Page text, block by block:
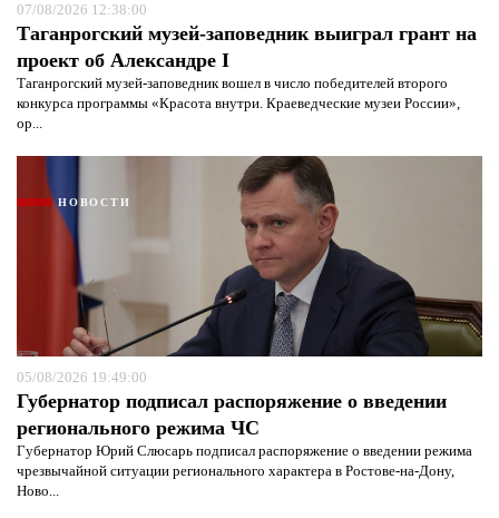
07/08/2026 12:38:00
Таганрогский музей-заповедник выиграл грант на
проект об Александре I
Таганрогский музей-заповедник вошел в число победителей второго
конкурса программы «Красота внутри. Краеведческие музеи России»,
ор...
НОВОСТИ
05/08/2026 19:49:00
Губернатор подписал распоряжение о введении
регионального режима ЧС
Губернатор Юрий Слюсарь подписал распоряжение о введении режима
чрезвычайной ситуации регионального характера в Ростове-на-Дону,
Ново...